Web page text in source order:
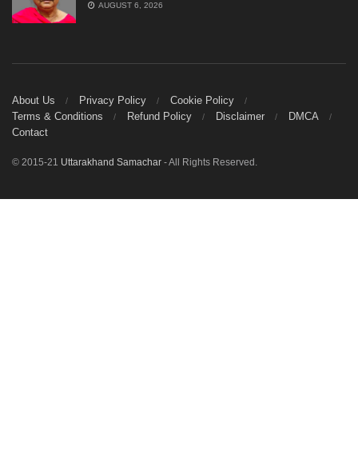
AUGUST 6, 2026
About Us Privacy Policy
Cookie Policy
Terms & Conditions
Refund Policy Disclaimer
DMCA
Contact
© 2015-21 Uttarakhand Samachar - All Rights Reserved.